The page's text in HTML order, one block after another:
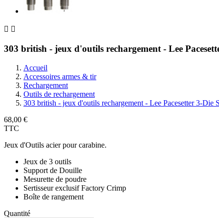
 
303 british - jeux d'outils rechargement - Lee
Accueil
Accessoires armes & tir
Rechargement
Outils de rechargement
303 british - jeux d'outils rechargement - Lee Pacesetter 3-Die
68,00 €
TTC
Jeux d'Outils acier pour carabine.
Jeux de 3 outils
Support de Douille
Mesurette de poudre
Sertisseur exclusif Factory Crimp
Boîte de rangement
Quantité